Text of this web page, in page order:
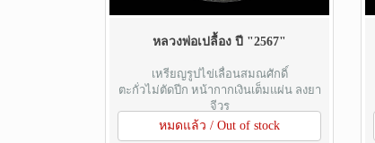
หลวงพ่อเปลื้อง ปี "2567"
เหรียญรูปไข่เลื่อนสมณศักดิ์
ตะกั่วไม่ตัดปีก หน้ากากเงินเต็มแผ่น ลงยา
จีวร
หมดแล้ว / Out of stock